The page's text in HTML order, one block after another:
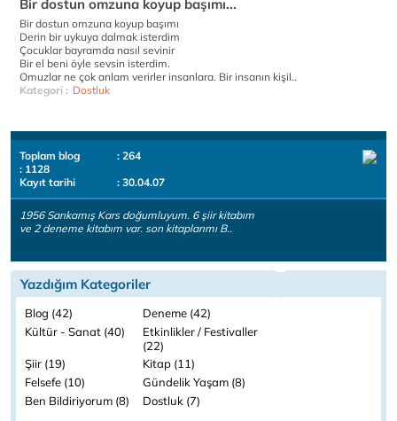
Bir dostun omzuna koyup başımı...
Bir dostun omzuna koyup başımı
Derin bir uykuya dalmak isterdim
Çocuklar bayramda nasıl sevinir
Bir el beni öyle sevsin isterdim.
Omuzlar ne çok anlam verirler insanlara. Bir insanın kişil..
Kategori : Dostluk
Toplam blog
: 264
: 1128
Kayıt tarihi
: 30.04.07
1956 Sarıkamış Kars doğumluyum. 6 şiir kitabım
ve 2 deneme kitabım var. son kitaplarımı B..
Yazdığım Kategoriler
Blog (42)
Deneme (42)
Kültür - Sanat (40)
Etkinlikler / Festivaller
(22)
Şiir (19)
Kitap (11)
Felsefe (10)
Gündelik Yaşam (8)
Ben Bildiriyorum (8)
Dostluk (7)